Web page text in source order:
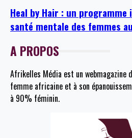
Heal by Hair : un
santé mentale des femmes
A PROPOS
Afrikelles Média est un webmagazine
femme africaine et à son
à 90% féminin.